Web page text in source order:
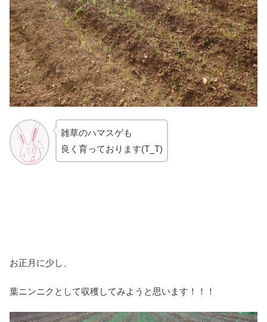
雑草のハマスゲも
良く育っております(T_T)
お正月に少し、
葉ニンニクとして収穫してみようと思います！！！